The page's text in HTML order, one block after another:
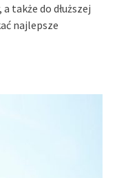
także do dłuższej
najlepsze